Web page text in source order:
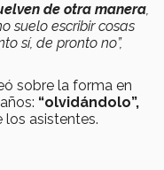
de otra manera,
suelo escribir cosas
sí, de pronto no”,
sobre la forma en
“olvidándolo”,
asistentes.